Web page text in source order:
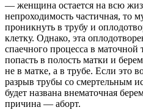
— женщина остается на всю
непроходимость частичная, то
проникнуть в трубу и
клетку. Однако, эта
спаечного процесса в
попасть в полость матки и
не в матке, а в трубе. Если это
разрыв трубы со cмepтельным
будет названа внематочная
причина — aбopт.